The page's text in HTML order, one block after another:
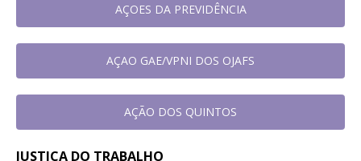
AÇOES DA PREVIDÊNCIA
AÇAO GAE/VPNI DOS OJAFS
AÇÃO DOS QUINTOS
JUSTIÇA DO TRABALHO